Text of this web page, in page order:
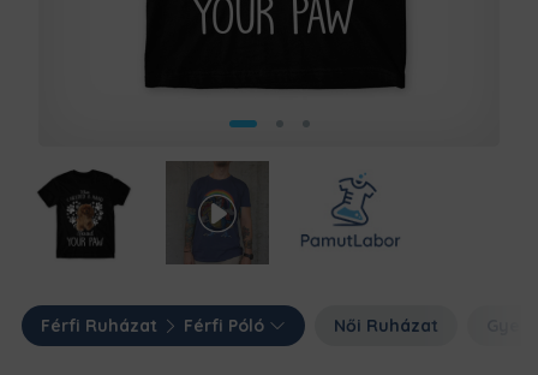
Férfi Ruházat Férfi Póló Női Ruházat